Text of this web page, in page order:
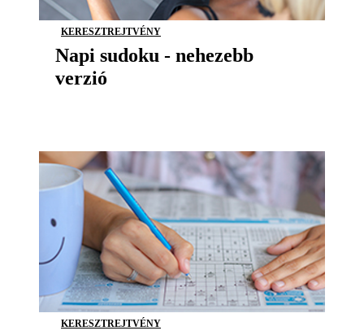
KERESZTREJTVÉNY
Napi sudoku - nehezebb
verzió
KERESZTREJTVÉNY